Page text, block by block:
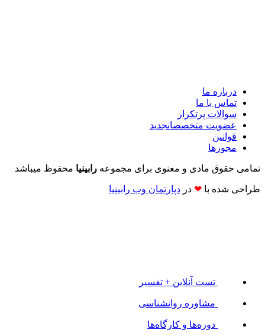
درباره ما
تماس با ما
سوالات پرتکرار
عضویت متخصصانجدید
قوانین
مجوزها
تمامی حقوق مادی و معنوی برای مجموعه رابینیا محفوظ میباشد
طراحی شده با ❤ در دپارتمان وب رابینیا​​
تست آنلاین + تفسیر
مشاوره روانشناسی
دوره‌ها و کارگاه‌ها